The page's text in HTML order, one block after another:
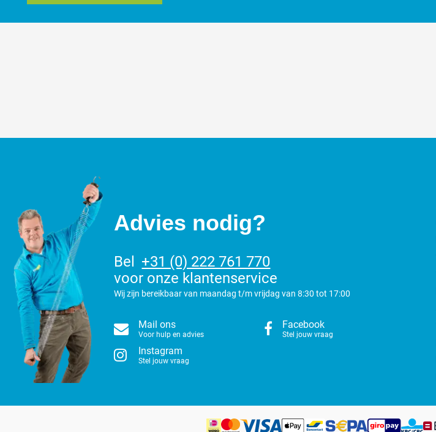
Advies nodig?
Bel
+31 (0) 222 761 770
voor onze klantenservice
Wij zijn bereikbaar van maandag t/m vrijdag van 8:30 tot 17:00
Mail ons
Voor hulp en advies
Facebook
Stel jouw vraag
Instagram
Stel jouw vraag